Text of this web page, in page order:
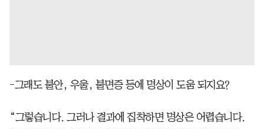
-그래도 불안, 우울, 불면증 등에 명상이 도움 되지요?
“그렇습니다. 그러나 결과에 집착하면 명상은 어렵습니다.